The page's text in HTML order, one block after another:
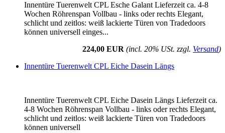
Innentüre Tuerenwelt CPL Esche Galant Lieferzeit ca. 4-8
Wochen Röhrenspan Vollbau - links oder rechts Elegant,
schlicht und zeitlos: weiß lackierte Türen von Tradedoors
können universell einges...
224,00 EUR (incl. 20% USt. zzgl. Versand)
Innentüre Tuerenwelt CPL Eiche Dasein Längs
Innentüre Tuerenwelt CPL Eiche Dasein Längs Lieferzeit ca.
4-8 Wochen Röhrenspan Vollbau - links oder rechts Elegant,
schlicht und zeitlos: weiß lackierte Türen von Tradedoors
können universell